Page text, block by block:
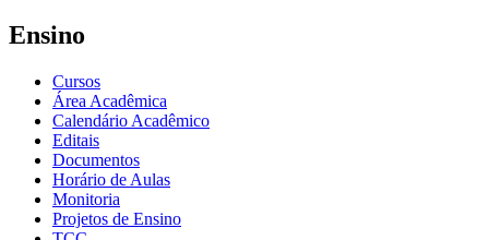
Ensino
Cursos
Área Acadêmica
Calendário Acadêmico
Editais
Documentos
Horário de Aulas
Monitoria
Projetos de Ensino